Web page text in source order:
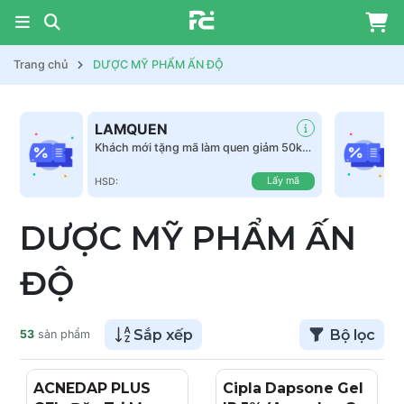
Trang chủ DƯỢC MỸ PHẨM ẤN ĐỘ
LAMQUEN
Khách mới tặng mã làm quen giảm 50k
HSD: Lấy mã
DƯỢC MỸ PHẨM ẤN
ĐỘ
53 sản phẩm Sắp xếp Bộ lọc
ACNEDAP PLUS
Cipla Dapsone Gel